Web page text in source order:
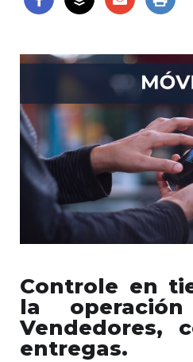
Controle en
la
Vendedores,
entregas.